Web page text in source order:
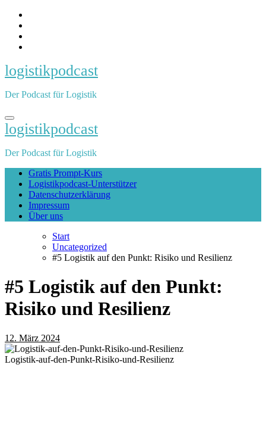
Zum
Inhalt
springen
logistikpodcast
Der Podcast für Logistik
logistikpodcast
Der Podcast für Logistik
Gratis Prompt-Kurs
Logistikpodcast-Unterstützer
Datenschutzerklärung
Impressum
Über uns
Start
Uncategorized
#5 Logistik auf den Punkt: Risiko und Resilienz
#5 Logistik auf den Punkt:
Risiko und Resilienz
12. März 2024
Logistik-auf-den-Punkt-Risiko-und-Resilienz